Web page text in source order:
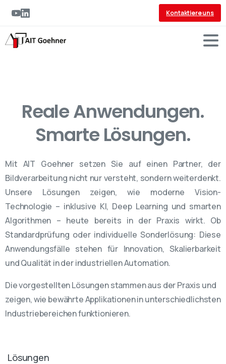
search
results
Kontaktiere uns
Reale Anwendungen.
Smarte Lösungen.
Mit AIT Goehner setzen Sie auf einen Partner, der
Bildverarbeitung nicht nur versteht, sondern weiterdenkt.
Unsere Lösungen zeigen, wie moderne Vision-
Technologie – inklusive KI, Deep Learning und smarten
Algorithmen – heute bereits in der Praxis wirkt. Ob
Standardprüfung oder individuelle Sonderlösung: Diese
Anwendungsfälle stehen für Innovation, Skalierbarkeit
und Qualität in der industriellen Automation.
Die vorgestellten Lösungen stammen aus der Praxis und
zeigen, wie bewährte Applikationen in unterschiedlichsten
Industriebereichen funktionieren.
Lösungen